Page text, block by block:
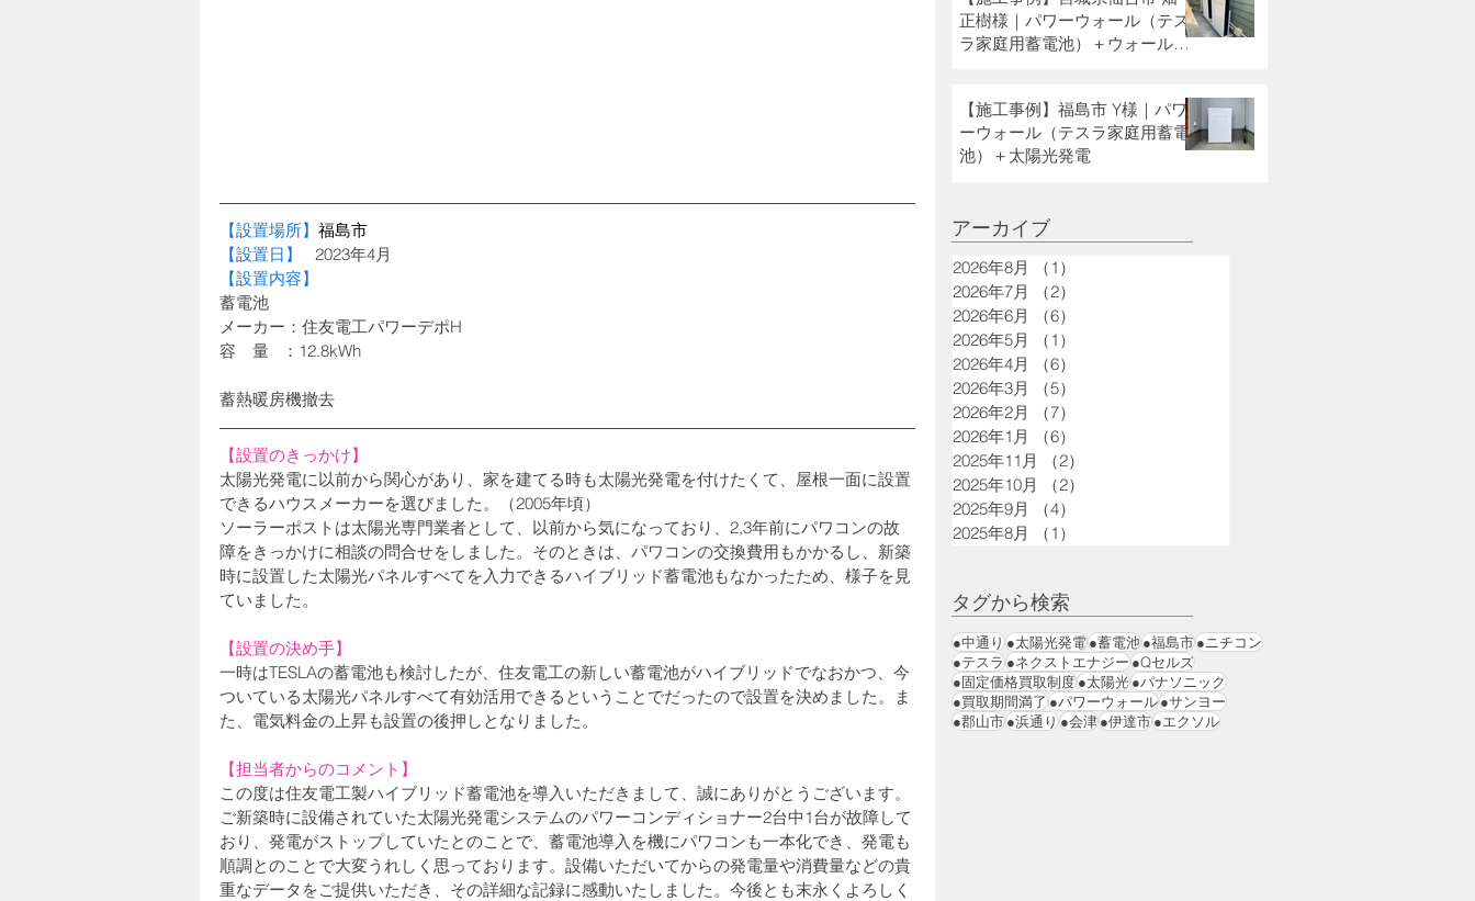
【設置場所】 福島市
【設置日】 2023年4月
【設置内容】
蓄電池
メーカー：住友電工パワーデポH
容　量   ：12.8kWh
蓄熱暖房機撤去
【設置のきっかけ】
太陽光発電に以前から関心があり、家を建てる時も太陽光発電を付けたくて、屋根一面に設置
できるハウスメーカーを選びました。（2005年頃）
ソーラーポストは太陽光専門業者として、以前から気になっており、2,3年前にパワコンの故
障をきっかけに相談の問合せをしました。そのときは、パワコンの交換費用もかかるし、新築
時に設置した太陽光パネルすべてを入力できるハイブリッド蓄電池もなかったため、様子を見
ていました。
【設置の決め手】
一時はTESLAの蓄電池も検討したが、住友電工の新しい蓄電池がハイブリッドでなおかつ、今
ついている太陽光パネルすべて有効活用できるということでだったので設置を決めました。ま
た、電気料金の上昇も設置の後押しとなりました。
【担当者からのコメント】
この度は住友電工製ハイブリッド蓄電池を導入いただきまして、誠にありがとうございます。
ご新築時に設備されていた太陽光発電システムのパワーコンディショナー2台中1台が故障して
おり、発電がストップしていたとのことで、蓄電池導入を機にパワコンも一本化でき、発電も
順調とのことで大変うれしく思っております。設備いただいてからの発電量や消費量などの貴
重なデータをご提供いただき、その詳細な記録に感動いたしました。今後とも末永くよろしく
正樹様｜パワーウォール（テス
ラ家庭用蓄電池）＋ウォールコ
【施工事例】福島市 Y様｜パワ
ーウォール（テスラ家庭用蓄電
池）＋太陽光発電
アーカイブ
2026年8月 （1）
2026年7月
（2）
2026年6月
（6）
2026年5月
（1）
2026年4月
（6）
2026年3月
（5）
2026年2月
（7）
2026年1月
（6）
2025年11月
（2）
2025年10月
（2）
2025年9月
（4）
2025年8月
（1）
タグから検索
●中通り●太陽光発電●蓄電池●福島市●ニチコン
●テスラ●ネクストエナジー●Qセルズ
●固定価格買取制度●太陽光●パナソニック
●買取期間満了●パワーウォール●サンヨー
●郡山市●浜通り●会津●伊達市●エクソル